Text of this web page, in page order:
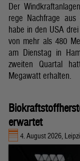
Der
rege Nachfrage
habe in den USA
von mehr als 480
am Dienstag in
zweiten Quartal
Megawatt erhalten.
erwartet
4. August 2026,